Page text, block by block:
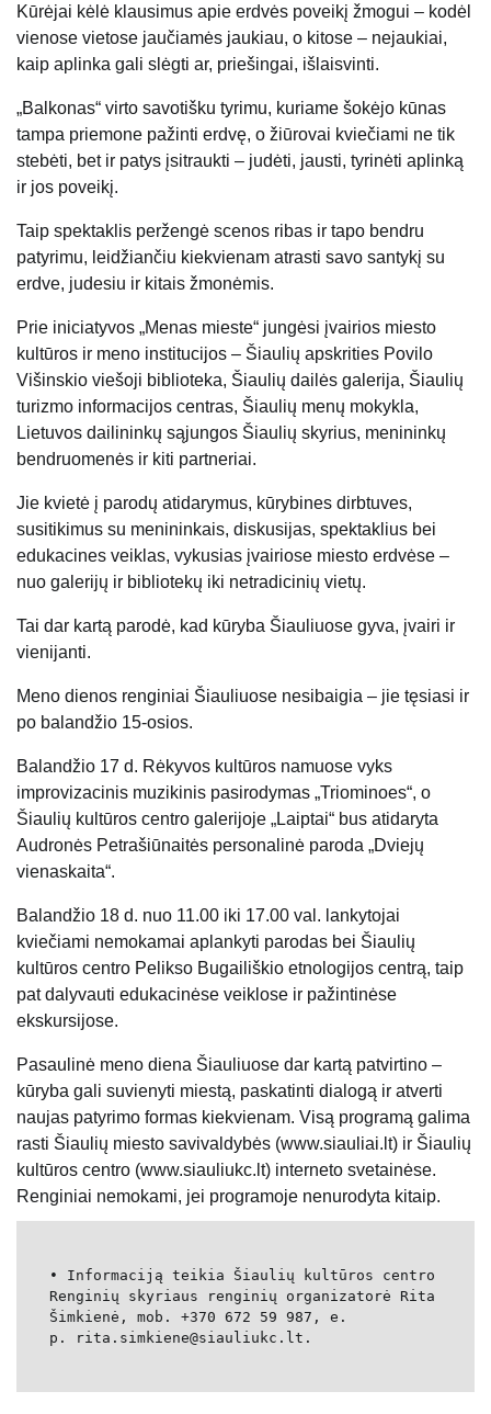
Kūrėjai kėlė klausimus apie erdvės poveikį žmogui – kodėl
vienose vietose jaučiamės jaukiau, o kitose – nejaukiai,
kaip aplinka gali slėgti ar, priešingai, išlaisvinti.
„Balkonas“ virto savotišku tyrimu, kuriame šokėjo kūnas
tampa priemone pažinti erdvę, o žiūrovai kviečiami ne tik
stebėti, bet ir patys įsitraukti – judėti, jausti, tyrinėti aplinką
ir jos poveikį.
Taip spektaklis peržengė scenos ribas ir tapo bendru
patyrimu, leidžiančiu kiekvienam atrasti savo santykį su
erdve, judesiu ir kitais žmonėmis.
Prie iniciatyvos „Menas mieste“ jungėsi įvairios miesto
kultūros ir meno institucijos – Šiaulių apskrities Povilo
Višinskio viešoji biblioteka, Šiaulių dailės galerija, Šiaulių
turizmo informacijos centras, Šiaulių menų mokykla,
Lietuvos dailininkų sąjungos Šiaulių skyrius, menininkų
bendruomenės ir kiti partneriai.
Jie kvietė į parodų atidarymus, kūrybines dirbtuves,
susitikimus su menininkais, diskusijas, spektaklius bei
edukacines veiklas, vykusias įvairiose miesto erdvėse –
nuo galerijų ir bibliotekų iki netradicinių vietų.
Tai dar kartą parodė, kad kūryba Šiauliuose gyva, įvairi ir
vienijanti.
Meno dienos renginiai Šiauliuose nesibaigia – jie tęsiasi ir
po balandžio 15-osios.
Balandžio 17 d. Rėkyvos kultūros namuose vyks
improvizacinis muzikinis pasirodymas „Triominoes“, o
Šiaulių kultūros centro galerijoje „Laiptai“ bus atidaryta
Audronės Petrašiūnaitės personalinė paroda „Dviejų
vienaskaita“.
Balandžio 18 d. nuo 11.00 iki 17.00 val. lankytojai
kviečiami nemokamai aplankyti parodas bei Šiaulių
kultūros centro Pelikso Bugailiškio etnologijos centrą, taip
pat dalyvauti edukacinėse veiklose ir pažintinėse
ekskursijose.
Pasaulinė meno diena Šiauliuose dar kartą patvirtino –
kūryba gali suvienyti miestą, paskatinti dialogą ir atverti
naujas patyrimo formas kiekvienam. Visą programą galima
rasti Šiaulių miesto savivaldybės (www.siauliai.lt) ir Šiaulių
kultūros centro (www.siauliukc.lt) interneto svetainėse.
Renginiai nemokami, jei programoje nenurodyta kitaip.
• Informaciją teikia Šiaulių kultūros centro
Renginių skyriaus renginių organizatorė Rita
Šimkienė, mob. +370 672 59 987, e.
p. rita.simkiene@siauliukc.lt.